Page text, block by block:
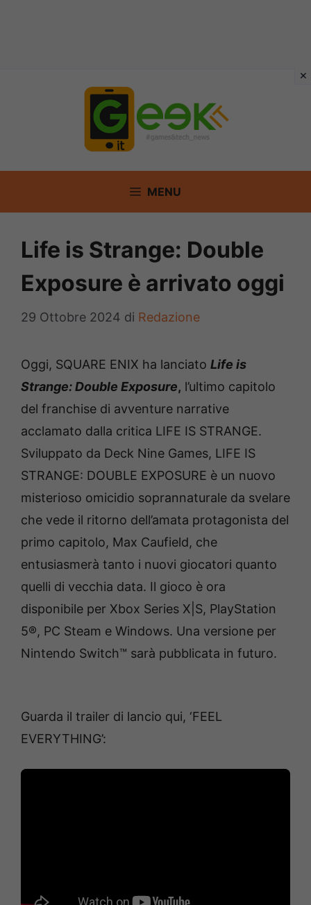
MENU
Life is Strange: Double
Exposure è arrivato oggi
29 Ottobre 2024 di Redazione
Oggi, SQUARE ENIX ha lanciato Life is
Strange: Double Exposure, l’ultimo capitolo
del franchise di avventure narrative
acclamato dalla critica LIFE IS STRANGE.
Sviluppato da Deck Nine Games, LIFE IS
STRANGE: DOUBLE EXPOSURE è un nuovo
misterioso omicidio soprannaturale da svelare
che vede il ritorno dell’amata protagonista del
primo capitolo, Max Caufield, che
entusiasmerà tanto i nuovi giocatori quanto
quelli di vecchia data. Il gioco è ora
disponibile per Xbox Series X|S, PlayStation
5®, PC Steam e Windows. Una versione per
Nintendo Switch™ sarà pubblicata in futuro.
Guarda il trailer di lancio qui, ‘FEEL
EVERYTHING’: